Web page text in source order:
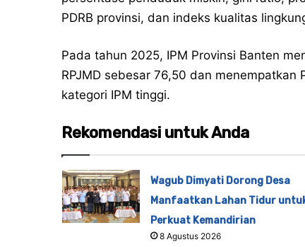
PDRB provinsi, dan indeks kualitas
Pada tahun 2025, IPM Provinsi Banten
RPJMD sebesar 76,50 dan
kategori IPM tinggi.
Rekomendasi untuk Anda
Wagub Dimyati Dorong Desa
Manfaatkan Lahan Tidur
Perkuat Kemandirian
8 Agustus 2026